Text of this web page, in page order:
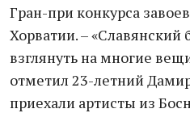
Гран-при конкурса
Хорватии. – «Славянский
взглянуть на многие
отметил 23-летний
приехали артисты из